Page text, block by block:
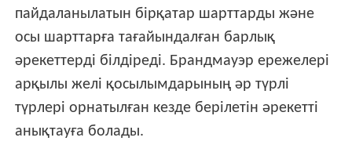
пайдаланылатын бірқатар шарттарды және
осы шарттарға тағайындалған барлық
әрекеттерді білдіреді. Брандмауэр ережелері
арқылы желі қосылымдарының әр түрлі
түрлері орнатылған кезде берілетін әрекетті
анықтауға болады.